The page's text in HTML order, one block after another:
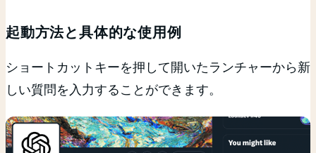
起動方法と具体的な使用例
ショートカットキーを押して開いたランチャーから新
しい質問を入力することができます。